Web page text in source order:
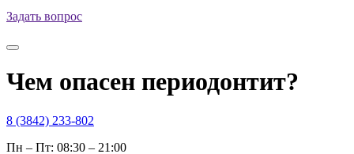
Задать вопрос
Чем опасен периодонтит?
8 (3842) 233-802
Пн – Пт: 08:30 – 21:00